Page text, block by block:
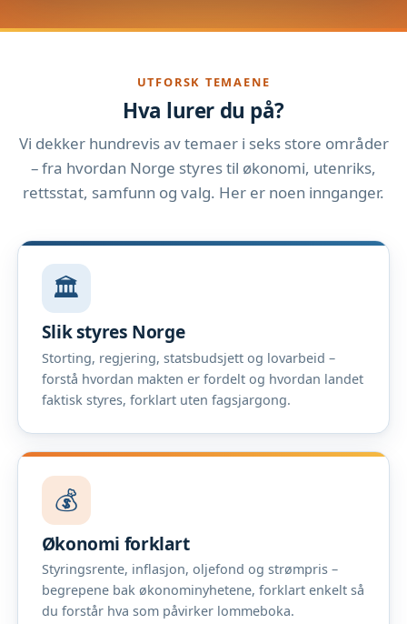
UTFORSK TEMAENE
Hva lurer du på?
Vi dekker hundrevis av temaer i seks store områder
– fra hvordan Norge styres til økonomi, utenriks,
rettsstat, samfunn og valg. Her er noen innganger.
🏛️
Slik styres Norge
Storting, regjering, statsbudsjett og lovarbeid –
forstå hvordan makten er fordelt og hvordan landet
faktisk styres, forklart uten fagsjargong.
💰
Økonomi forklart
Styringsrente, inflasjon, oljefond og strømpris –
begrepene bak økonominyhetene, forklart enkelt så
du forstår hva som påvirker lommeboka.